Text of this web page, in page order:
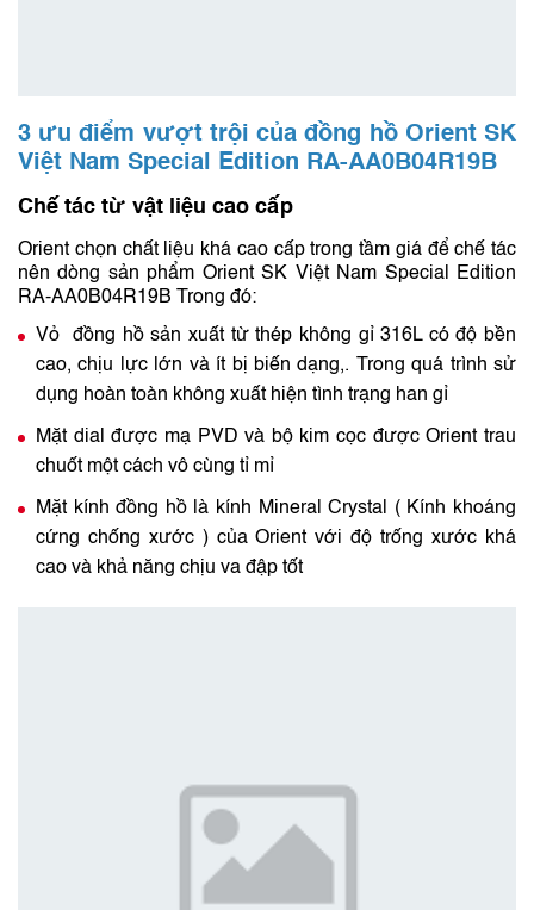
3 ưu điểm vượt trội của đồng hồ Orient SK
Việt Nam Special Edition RA-AA0B04R19B
Chế tác từ vật liệu cao cấp
Orient chọn chất liệu khá cao cấp trong tầm giá để chế tác
nên dòng sản phẩm Orient SK Việt Nam Special Edition
RA-AA0B04R19B Trong đó:
Vỏ đồng hồ sản xuất từ thép không gỉ 316L có độ bền
cao, chịu lực lớn và ít bị biến dạng,. Trong quá trình sử
dụng hoàn toàn không xuất hiện tình trạng han gỉ
Mặt dial được mạ PVD và bộ kim cọc được Orient trau
chuốt một cách vô cùng tỉ mỉ
Mặt kính đồng hồ là kính Mineral Crystal ( Kính khoáng
cứng chống xước ) của Orient với độ trống xước khá
cao và khả năng chịu va đập tốt